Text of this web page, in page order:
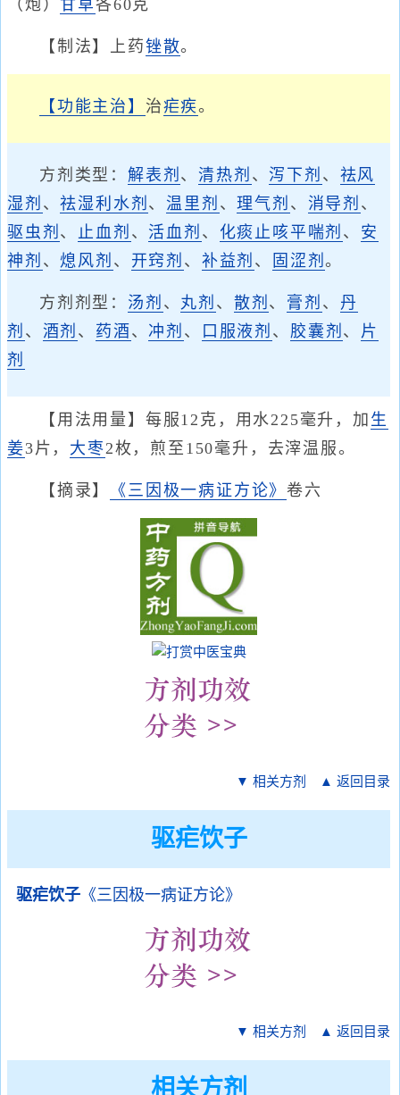
（炮）甘草各60克
【制法】上药锉散。
【功能主治】 治疟疾。
方剂类型： 解表剂 、清热剂 、 泻下剂 、 祛风
湿剂 、祛湿利水剂 、温里剂 、理气剂 、 消导剂 、
驱虫剂 、 止血剂 、 活血剂 、 化痰止咳平喘剂 、 安
神剂 、熄风剂 、 开窍剂 、 补益剂 、 固涩剂。
方剂剂型： 汤剂 、 丸剂 、 散剂 、 膏剂 、 丹
剂 、 酒剂 、 药酒 、 冲剂 、 口服液剂 、 胶囊剂 、 片
剂
【用法用量】每服12克，用水225毫升，加 生
姜3片， 大枣2枚，煎至150毫升，去滓温服。
【摘录】 《三因极一病证方论》卷六
▼ 相关方剂 ▲ 返回目录
驱疟饮子
驱疟饮子 《三因极一病证方论》
▼ 相关方剂 ▲ 返回目录
相关方剂